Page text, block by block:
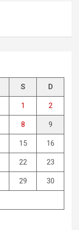
S D
1 2
8 9
15 16
22 23
29 30